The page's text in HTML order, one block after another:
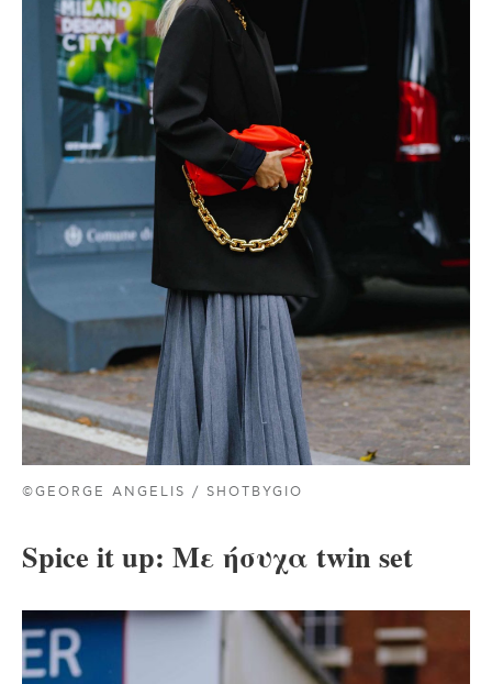
©GEORGE ANGELIS / SHOTBYGIO
Spice it up: Με ήσυχα twin set